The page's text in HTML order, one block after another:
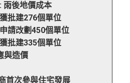
雨後地價成本
批建276個單位
請改劃450個單位
批建335個單位
與造價
首次參與住宅發展